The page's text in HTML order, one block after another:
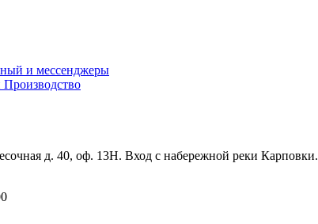
и мессенджеры
д. 40, оф. 13Н. Вход с набережной реки Карповки.